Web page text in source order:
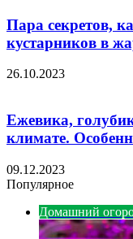
Пара секретов,
кустарников в
26.10.2023
Ежевика,
климате.
09.12.2023
Популярное
Домашний